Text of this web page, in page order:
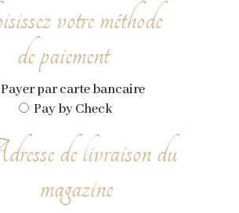
votre méthode
de paiement
Payer par carte bancaire
Pay by Check
de livraison du
magazine